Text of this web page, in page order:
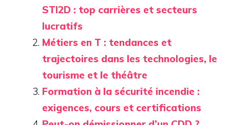
STI2D : top carrières et secteurs
lucratifs
Métiers en T : tendances et
trajectoires dans les technologies, le
tourisme et le théâtre
Formation à la sécurité incendie :
exigences, cours et certifications